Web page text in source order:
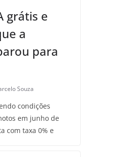
grátis e
a
para
Souza
condições
em junho de
com taxa 0% e